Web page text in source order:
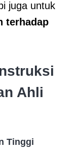
juga untuk
terhadap
Ahli
Tinggi